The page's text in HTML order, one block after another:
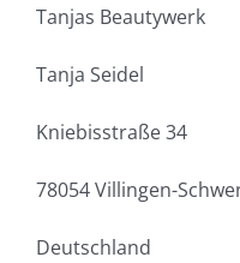
Tanjas Beautywerk
Tanja Seidel
Kniebisstraße 34
78054 Villingen-
Deutschland